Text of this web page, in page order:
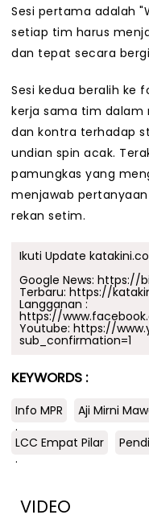
Sesi pertama adalah
setiap tim harus
dan tepat secara
Sesi kedua beralih ke
kerja sama tim dalam
dan kontra terhadap
undian spin acak.
pamungkas yang
menjawab
rekan setim.
Ikuti Update
Google News: https://
Terbaru: https://
Langganan :
https://
Youtube: https://
sub_confirmation=1
KEYWORDS :
Info MPR
Aji Mirni
.
LCC Empat Pilar
.
VIDEO